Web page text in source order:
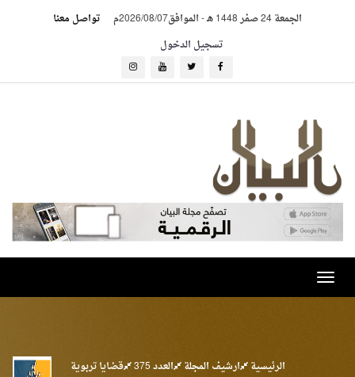
الجمعة 24 صفر 1448 هـ -الموافق2026/08/07م
تواصل معنا
تسجيل الدخول
Toggle
navigation
الرئيسية ارشيف المجلة العدد 375 قضايا تربوية